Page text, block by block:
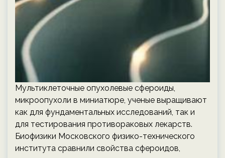
Мультиклеточные опухолевые сфероиды,
микроопухоли в миниатюре, ученые выращивают
как для фундаментальных исследований, так и
для тестирования противораковых лекарств.
Биофизики Московского физико-технического
института сравнили свойства сфероидов,